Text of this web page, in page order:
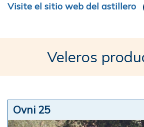
Visite el sitio web del astillero
Veleros
Ovni 25